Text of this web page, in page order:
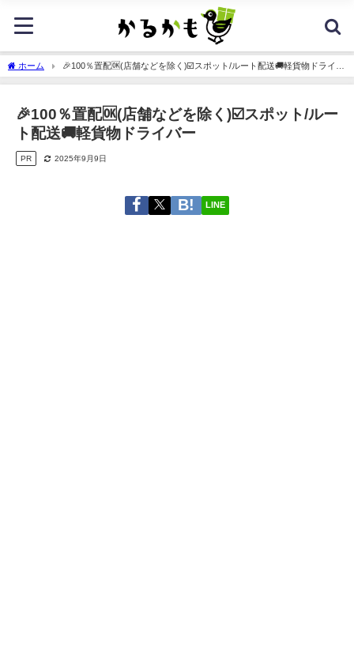
ホーム
🎉100％置配🆗(店舗などを除く)☑️スポット/ルート配送🚚軽貨物ドライバ
ー
🎉100％置配🆗(店舗などを除く)☑️スポット/ルー
ト配送🚚軽貨物ドライバー
PR 2025年9月9日
LINE